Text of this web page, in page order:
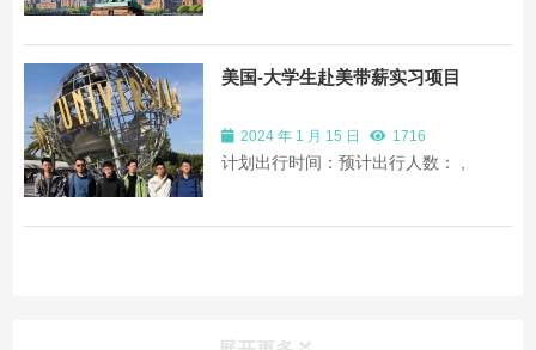
挚地邀请你加入赴美实习项目，在这
PART...
美国-大学生赴美带薪实习项目
2024 年 1 月 15 日 1716
计划出行时间：预计出行人数： ,